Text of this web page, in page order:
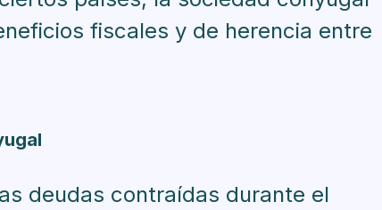
fiscales y de herencia entre
deudas contraídas durante el